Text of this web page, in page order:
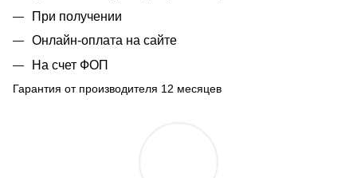
При получении
Онлайн-оплата на сайте
На счет ФОП
Гарантия от производителя 12 месяцев